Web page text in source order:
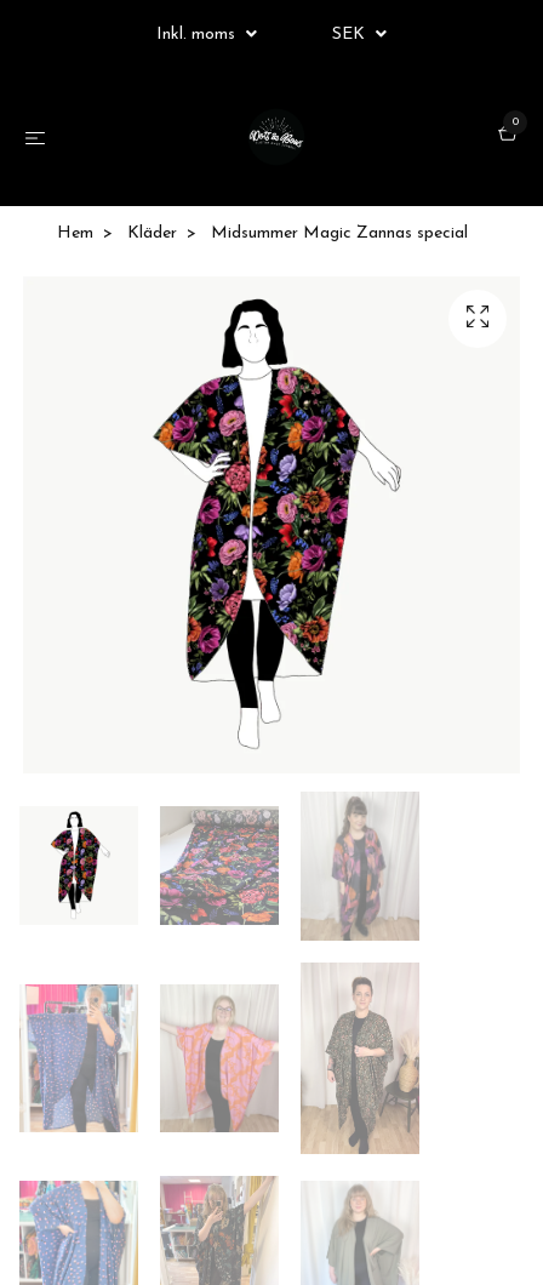
Inkl. moms SEK
0
Hem Kläder Midsummer Magic Zannas special